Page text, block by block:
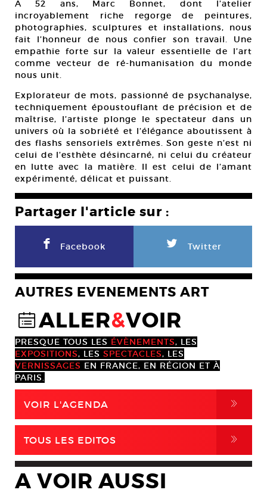
A 52 ans, Marc Bonnet, dont l’atelier
incroyablement riche regorge de peintures,
photographies, sculptures et installations, nous
fait l’honneur de nous confier son travail. Une
empathie forte sur la valeur essentielle de l’art
comme vecteur de ré-humanisation du monde
nous unit.
Explorateur de mots, passionné de psychanalyse,
techniquement époustouflant de précision et de
maîtrise, l’artiste plonge le spectateur dans un
univers où la sobriété et l’élégance aboutissent à
des flashs sensoriels extrêmes. Son geste n’est ni
celui de l’esthète désincarné, ni celui du créateur
en lutte avec la matière. Il est celui de l’amant
expérimenté, délicat et puissant.
Partager l'article sur :
F Facebook L Twitter
AUTRES EVENEMENTS ART
@ALLER&VOIR
PRESQUE TOUS LES ÉVÈNEMENTS, LES
EXPOSITIONS, LES SPECTACLES, LES
VERNISSAGES EN FRANCE, EN RÉGION ET À
PARIS.
VOIR L'AGENDA ,
TOUS LES EDITOS ,
A VOIR AUSSI